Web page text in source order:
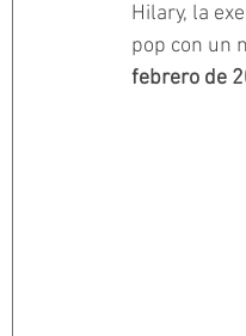
Hilary, la
pop con un
febrero de